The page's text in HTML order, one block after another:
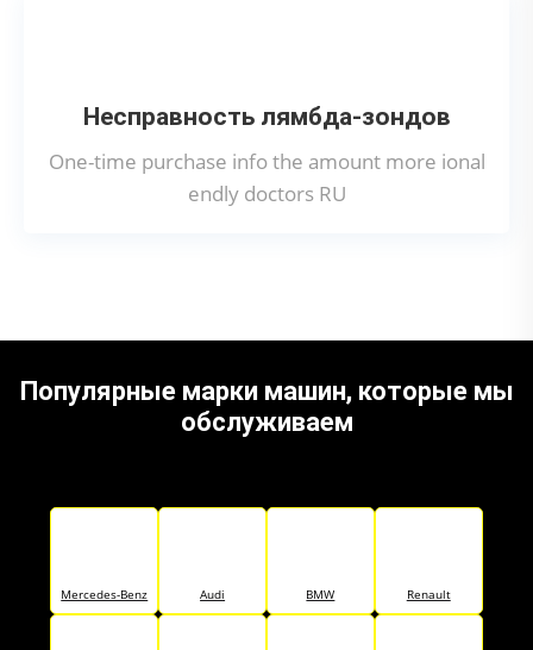
Несправность лямбда-зондов
One-time purchase info the amount more ional
endly doctors RU
Популярные марки машин, которые мы
обслуживаем
Mercedes-Benz Audi BMW Renault